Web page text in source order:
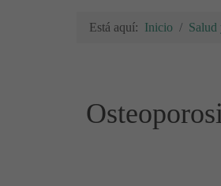
Está aquí: Inicio Salud